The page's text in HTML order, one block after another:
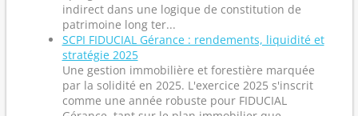
indirect dans une logique de constitution de
patrimoine long ter...
SCPI FIDUCIAL Gérance : rendements, liquidité et
stratégie 2025
Une gestion immobilière et forestière marquée
par la solidité en 2025. L'exercice 2025 s'inscrit
comme une année robuste pour FIDUCIAL